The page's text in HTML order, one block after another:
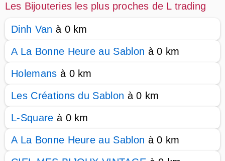
Les Bijouteries les plus proches de L trading
Dinh Van à 0 km
A La Bonne Heure au Sablon à 0 km
Holemans à 0 km
Les Créations du Sablon à 0 km
L-Square à 0 km
A La Bonne Heure au Sablon à 0 km